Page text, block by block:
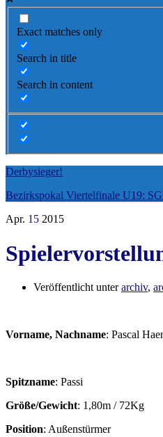
Exact matches only
Search in title
Search in content
Derbysieger!
Bezirkspokal Viertelfinale U19:
Apr. 15 2015
Veröffentlicht unterarchiv,
Vorname, Nachname: Pascal
Spitzname: Passi
Größe/Gewicht: 1,80m / 72Kg
Position: Außenstürmer